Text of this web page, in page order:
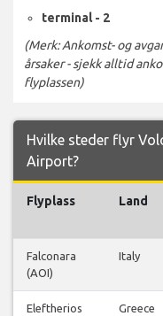
terminal - 2
(Merk: Ankomst- og
årsaker - sjekk alltid
flyplassen)
Hvilke steder flyr
Airport?
Flyplass Land
Falconara
(AOI)
Italy
Eleftherios
Greece